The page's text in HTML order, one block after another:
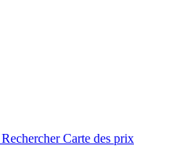
Rechercher Carte des prix